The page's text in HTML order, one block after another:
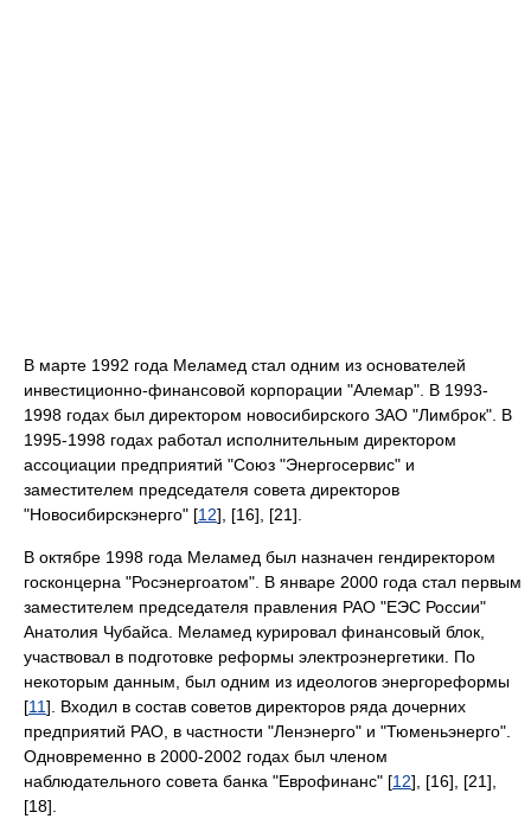
В марте 1992 года Меламед стал одним из основателей
инвестиционно-финансовой корпорации "Алемар". В 1993-
1998 годах был директором новосибирского ЗАО "Лимброк". В
1995-1998 годах работал исполнительным директором
ассоциации предприятий "Союз "Энергосервис" и
заместителем председателя совета директоров
"Новосибирскэнерго" [12], [16], [21].
В октябре 1998 года Меламед был назначен гендиректором
госконцерна "Росэнергоатом". В январе 2000 года стал первым
заместителем председателя правления РАО "ЕЭС России"
Анатолия Чубайса. Меламед курировал финансовый блок,
участвовал в подготовке реформы электроэнергетики. По
некоторым данным, был одним из идеологов энергореформы
[11]. Входил в состав советов директоров ряда дочерних
предприятий РАО, в частности "Ленэнерго" и "Тюменьэнерго".
Одновременно в 2000-2002 годах был членом
наблюдательного совета банка "Еврофинанс" [12], [16], [21],
[18].